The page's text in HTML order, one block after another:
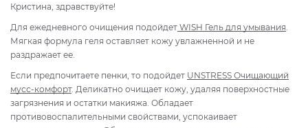
Кристина, здравствуйте!
Для ежедневного очищения подойдет WISH Гель для умывания
Мягкая формула геля оставляет кожу увлажненной и не
раздражает ее.
Если предпочитаете пенки, то подойдет UNSTRESS Очищающий
мусс-комфорт. Деликатно очищает кожу, удаляя поверхностные
загрязнения и остатки макияжа. Обладает
противовоспалительными свойствами, успокаивает